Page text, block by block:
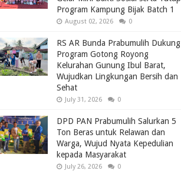
Program Kampung Bijak Batch 1
August 02, 2026 0
RS AR Bunda Prabumulih Dukung
Program Gotong Royong
Kelurahan Gunung Ibul Barat,
Wujudkan Lingkungan Bersih dan
Sehat
July 31, 2026 0
DPD PAN Prabumulih Salurkan 5
Ton Beras untuk Relawan dan
Warga, Wujud Nyata Kepedulian
kepada Masyarakat
July 26, 2026 0